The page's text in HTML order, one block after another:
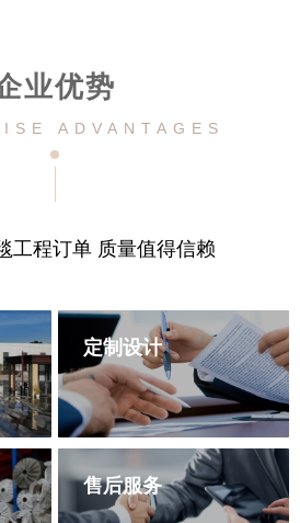
业优势
ADVANTAGES
售后服务
免费一对一设计服务
定制设计
货
工程订单 质量值得信赖